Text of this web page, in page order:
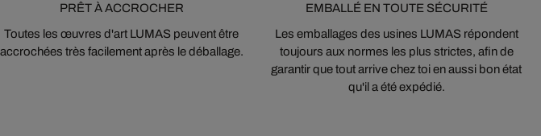
PRÊT À ACCROCHER
Toutes les œuvres d'art LUMAS peuvent être
accrochées très facilement après le déballage.
EMBALLÉ EN TOUTE SÉCURITÉ
Les emballages des usines LUMAS répondent
toujours aux normes les plus strictes, afin de
garantir que tout arrive chez toi en aussi bon état
qu'il a été expédié.